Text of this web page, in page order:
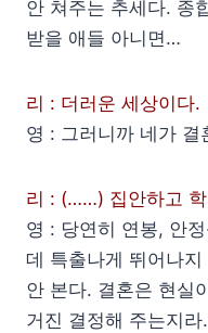
안 쳐주는 추세다. 종
받을 애들 아니면…
리 : 더러운 세상이다.
영 : 그러니까 네가 결
리 : (……) 집안하고
영 : 당연히 연봉, 안
데 특출나게 뛰어나
안 본다. 결혼은 현실
거진 결정해 주는지